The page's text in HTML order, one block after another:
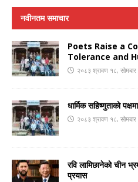
नवीनतम समाचार
Poets Raise a
Tolerance and
२०८३ श्रावण १८,
धार्मिक सहिष्णुताको
२०८३ श्रावण १८,
रवि लामिछानेको चीन
प्रयास